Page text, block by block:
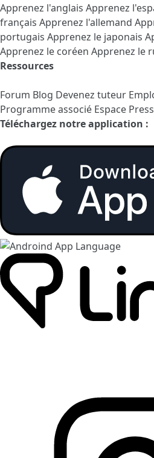
Apprenez l'anglais Apprenez
français Apprenez l'allemand
portugais Apprenez le japonais
Apprenez le coréen Apprenez le
Ressources
Forum Blog Devenez tuteur
Programme associé Espace
Téléchargez notre application :